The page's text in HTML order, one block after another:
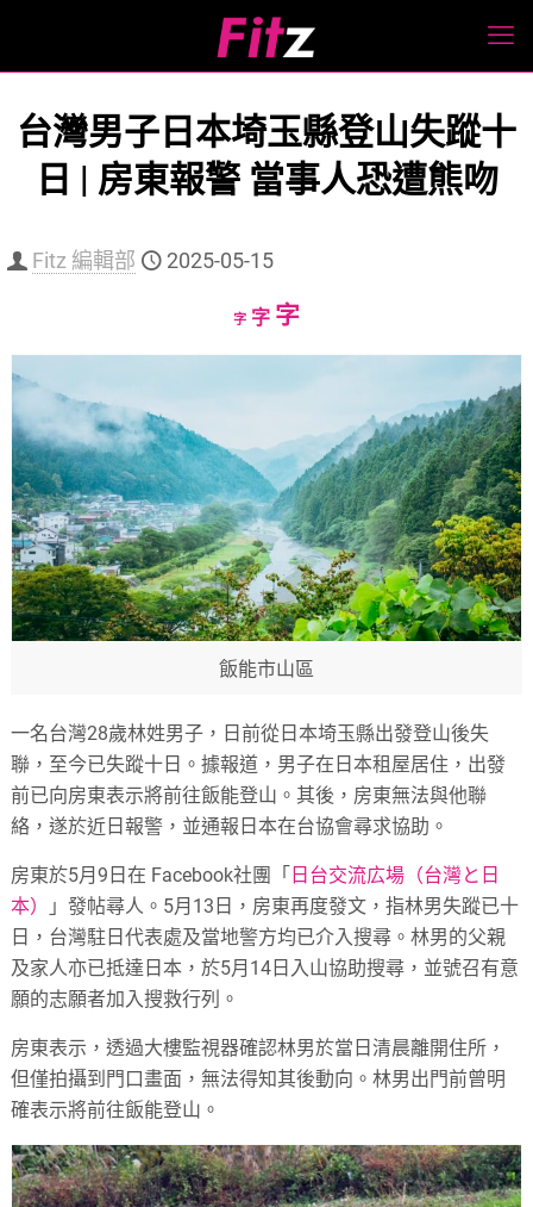
台灣男子日本埼玉縣登山失蹤十
日 | 房東報警 當事人恐遭熊吻
Fitz 編輯部 2025-05-15
字Decrease
字Reset
字Increase
飯能市山區
一名台灣28歲林姓男子，日前從日本埼玉縣出發登山後失
聯，至今已失蹤十日。據報道，男子在日本租屋居住，出發
前已向房東表示將前往飯能登山。其後，房東無法與他聯
絡，遂於近日報警，並通報日本在台協會尋求協助。
房東於5月9日在 Facebook社團「 日台交流広場（台灣と日
本）
」發帖尋人。5月13日，房東再度發文，指林男失蹤已十
日，台灣駐日代表處及當地警方均已介入搜尋。林男的父親
及家人亦已抵達日本，於5月14日入山協助搜尋，並號召有意
願的志願者加入搜救行列。
房東表示，透過大樓監視器確認林男於當日清晨離開住所，
但僅拍攝到門口畫面，無法得知其後動向。林男出門前曾明
確表示將前往飯能登山。